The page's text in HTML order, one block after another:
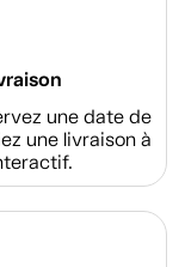
une date de
une livraison à